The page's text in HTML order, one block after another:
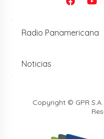
Radio Panamericana
Noticias
Copyright © GPR